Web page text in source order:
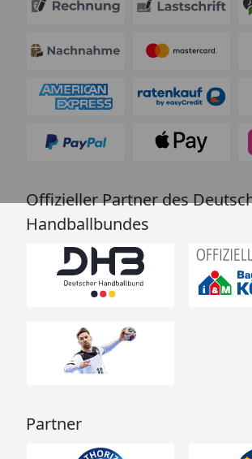
Offizieller Partner des
Handballbundes
Partner